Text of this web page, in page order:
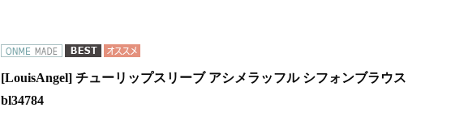
[LouisAngel] チューリップスリーブ アシメラッフル シフォンブラウス
bl34784